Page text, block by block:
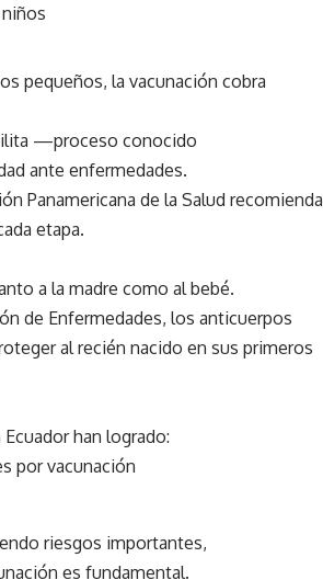
pequeños, la vacunación cobra
—proceso conocido
ante enfermedades.
Panamericana de la Salud recomienda
etapa.
a la madre como al bebé.
de Enfermedades, los anticuerpos
al recién nacido en sus primeros
han logrado:
por vacunación
riesgos importantes,
es fundamental.